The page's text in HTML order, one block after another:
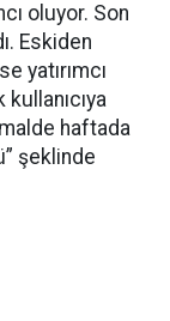
oluyor. Son
Eskiden
yatırımcı
kullanıcıya
haftada
şeklinde